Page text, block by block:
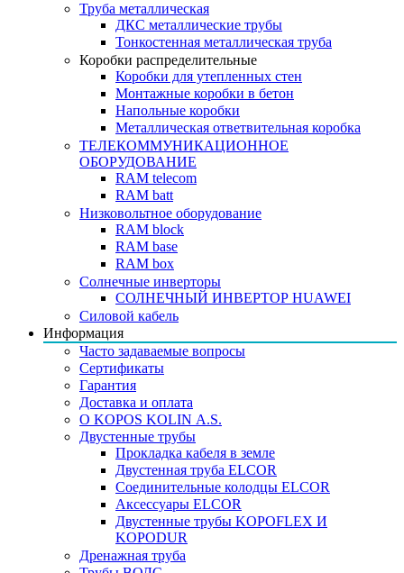
Труба металлическая
ДКС металлические трубы
Тонкостенная металлическая труба
Коробки распределительные
Коробки для утепленных стен
Монтажные коробки в бетон
Напольные коробки
Металлическая ответвительная коробка
ТЕЛЕКОММУНИКАЦИОННОЕ
ОБОРУДОВАНИЕ
RAM telecom
RAM batt
Низковольтное оборудование
RAM block
RAM base
RAM box
Солнечные инверторы
СОЛНЕЧНЫЙ ИНВЕРТОР HUAWEI
Силовой кабель
Информация
Часто задаваемые вопросы
Сертификаты
Гарантия
Доставка и оплата
О KOPOS KOLIN А.S.
Двустенные трубы
Прокладка кабеля в земле
Двустенная труба ELCOR
Соединительные колодцы ELCOR
Аксессуары ELCOR
Двустенные трубы KOPOFLEX И
KOPODUR
Дренажная труба